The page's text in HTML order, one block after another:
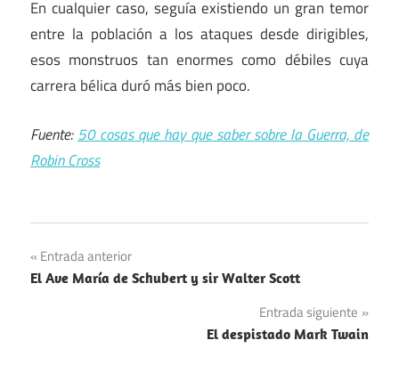
En cualquier caso, seguía existiendo un gran temor
entre la población a los ataques desde dirigibles,
esos monstruos tan enormes como débiles cuya
carrera bélica duró más bien poco.
Fuente:50 cosas que hay que saber sobre la Guerra, de
Robin Cross
Navegación
de
Entrada anterior
El Ave María de Schubert y sir Walter Scott
Entrada siguiente
El despistado Mark Twain